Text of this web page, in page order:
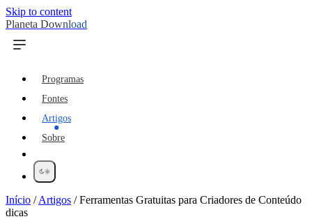
Skip to content
Planeta Download
Programas
Fontes
Artigos
Sobre
Início /Artigos /Ferramentas Gratuitas para Criadores de Conteúdo
dicas